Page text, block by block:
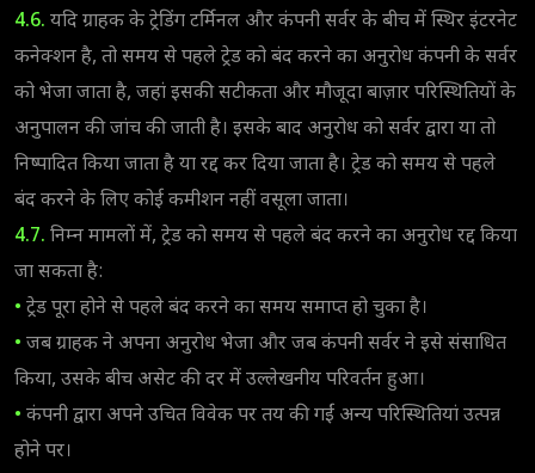
4.6. यदि ग्राहक के ट्रेडिंग टर्मिनल और कंपनी सर्वर के बीच में स्थिर इंटरनेट
कनेक्शन है, तो समय से पहले ट्रेड को बंद करने का अनुरोध कंपनी के सर्वर
को भेजा जाता है, जहां इसकी सटीकता और मौजूदा बाज़ार परिस्थितियों के
अनुपालन की जांच की जाती है। इसके बाद अनुरोध को सर्वर द्वारा या तो
निष्पादित किया जाता है या रद्द कर दिया जाता है। ट्रेड को समय से पहले
बंद करने के लिए कोई कमीशन नहीं वसूला जाता।
4.7. निम्न मामलों में, ट्रेड को समय से पहले बंद करने का अनुरोध रद्द किया
जा सकता है:
• ट्रेड पूरा होने से पहले बंद करने का समय समाप्त हो चुका है।
• जब ग्राहक ने अपना अनुरोध भेजा और जब कंपनी सर्वर ने इसे संसाधित
किया, उसके बीच असेट की दर में उल्लेखनीय परिवर्तन हुआ।
• कंपनी द्वारा अपने उचित विवेक पर तय की गईं अन्य परिस्थितियां उत्पन्न
होने पर।